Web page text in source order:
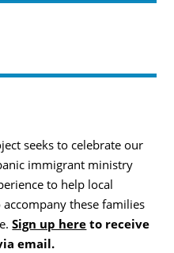
seeks to celebrate our
immigrant ministry
to help local
these families
Sign up here to receive
email.